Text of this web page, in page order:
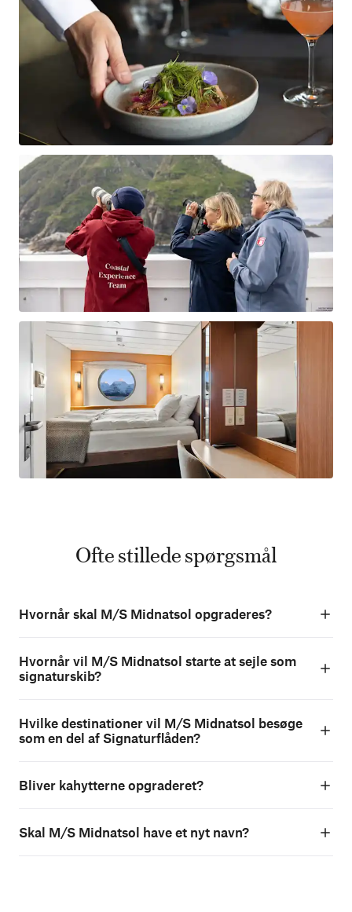
Ofte stillede spørgsmål
Hvornår skal M/S Midnatsol opgraderes?
Hvornår vil M/S Midnatsol starte at sejle som
signaturskib?
Hvilke destinationer vil M/S Midnatsol besøge
som en del af Signaturflåden?
Bliver kahytterne opgraderet?
Skal M/S Midnatsol have et nyt navn?